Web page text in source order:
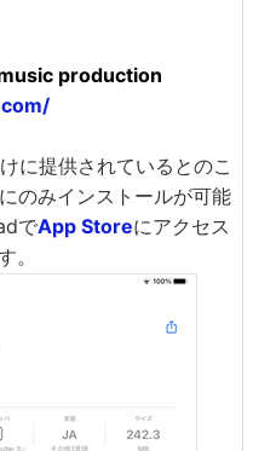
production
に提供されているとのこ
のみインストールが可能
でApp Storeにアクセス
。